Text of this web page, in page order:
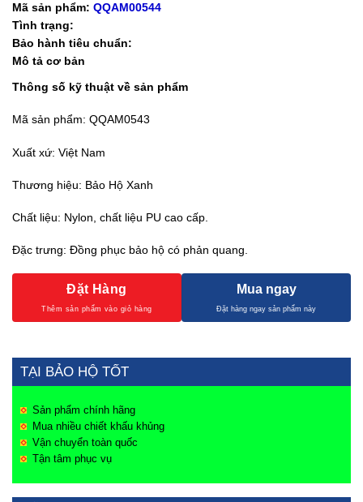
Mã sản phẩm: QQAM00544
Tình trạng:
Bảo hành tiêu chuẩn:
Mô tả cơ bản
Thông số kỹ thuật về sản phẩm
Mã sản phẩm: QQAM0543
Xuất xứ: Việt Nam
Thương hiệu: Bảo Hộ Xanh
Chất liệu: Nylon, chất liệu PU cao cấp.
Đặc trưng: Đồng phục bảo hộ có phản quang.
Đặt Hàng Mua ngay
TẠI BẢO HỘ TỐT
Sản phẩm chính hãng
Mua nhiều chiết khấu khủng
Vận chuyển toàn quốc
Tận tâm phục vụ